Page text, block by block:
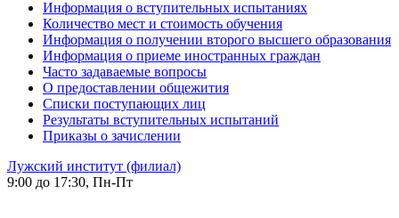
Информация о вступительных испытаниях
Количество мест и стоимость обучения
Информация о получении второго высшего образования
Информация о приеме иностранных граждан
Часто задаваемые вопросы
О предоставлении общежития
Списки поступающих лиц
Результаты вступительных испытаний
Приказы о зачислении
Лужский институт (филиал)
9:00 до 17:30, Пн-Пт